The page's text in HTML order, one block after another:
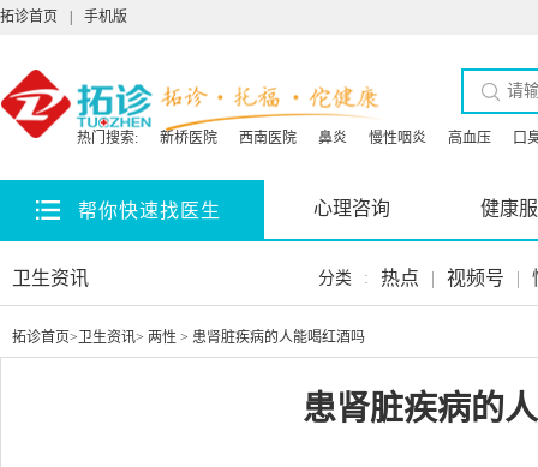
拓诊首页 手机版
热门搜索: 新桥医院 西南医院 鼻炎 慢性咽炎 高血压 口
帮你快速找医生 心理咨询 健康
卫生资讯 分类 : 热点 | 视频号 |
拓诊首页> 卫生资讯> 两性 > 患肾脏疾病的人能喝红酒吗
患肾脏疾病的